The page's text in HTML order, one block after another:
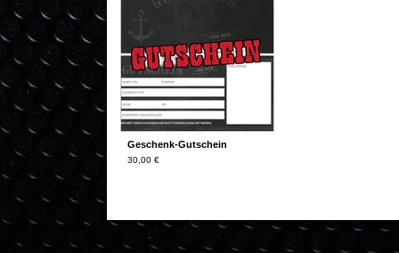
Geschenk-Gutschein
30,00 €